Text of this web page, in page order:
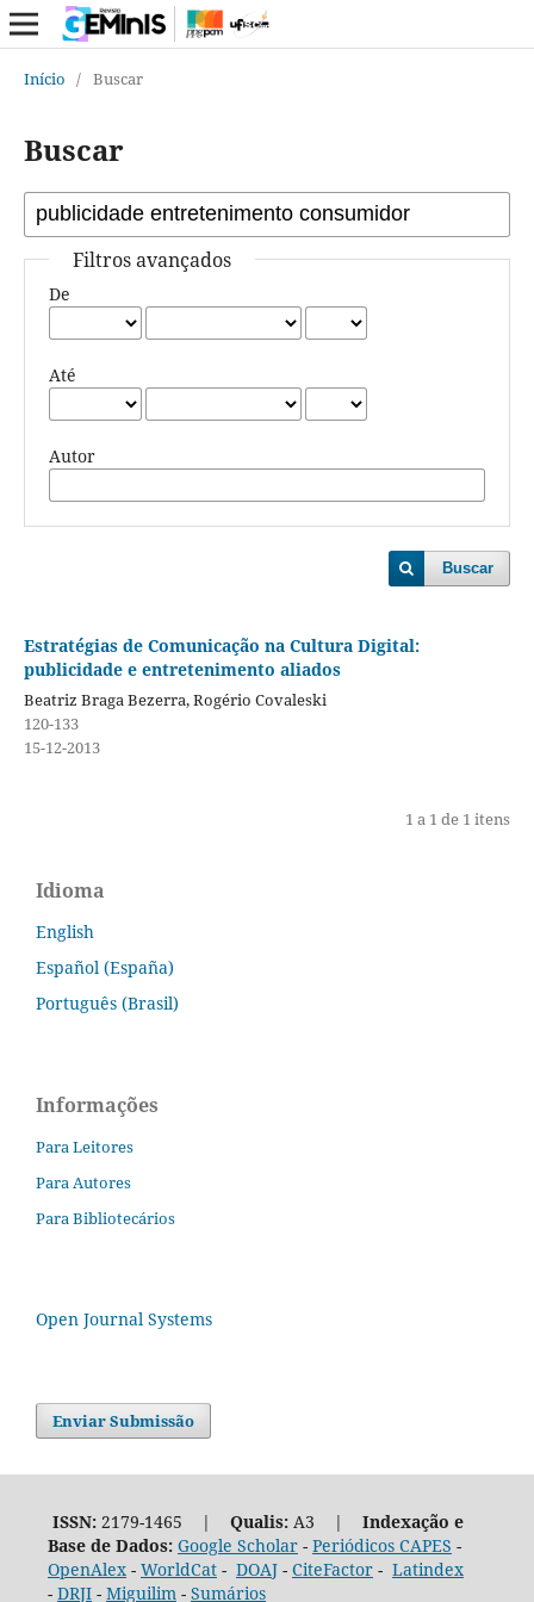
Início / Buscar
Buscar
Filtros avançados
De
Até
Autor
Buscar
Estratégias de Comunicação na Cultura Digital:
publicidade e entretenimento aliados
Beatriz Braga Bezerra, Rogério Covaleski
120-133
15-12-2013
1 a 1 de 1 itens
Idioma
English
Español (España)
Português (Brasil)
Informações
Para Leitores
Para Autores
Para Bibliotecários
Open Journal Systems
Enviar Submissão
ISSN:2179-1465 | Qualis:A3 | Indexação e
Base de Dados: Google Scholar- Periódicos CAPES -
OpenAlex- WorldCat- DOAJ- CiteFactor- Latindex
- DRJI- Miguilim - Sumários